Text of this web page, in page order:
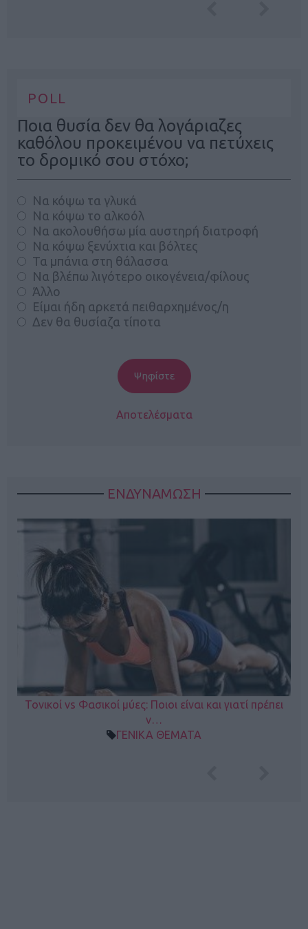
POLL
Ποια θυσία δεν θα λογάριαζες
καθόλου προκειμένου να πετύχεις
το δρομικό σου στόχο;
Να κόψω τα γλυκά
Να κόψω το αλκοόλ
Να ακολουθήσω μία αυστηρή διατροφή
Να κόψω ξενύχτια και βόλτες
Τα μπάνια στη θάλασσα
Να βλέπω λιγότερο οικογένεια/φίλους
Άλλο
Είμαι ήδη αρκετά πειθαρχημένος/η
Δεν θα θυσίαζα τίποτα
Αποτελέσματα
ΕΝΔΥΝΑΜΩΣΗ
Τονικοί vs Φασικοί μύες: Ποιοι είναι και γιατί πρέπει
ν…
ΓΕΝΙΚΑ ΘΕΜΑΤΑ